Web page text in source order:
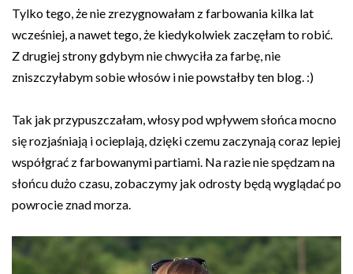
Tylko tego, że nie zrezygnowałam z farbowania kilka lat
wcześniej, a nawet tego, że kiedykolwiek zaczęłam to robić.
Z drugiej strony gdybym nie chwyciła za farbę, nie
zniszczyłabym sobie włosów i nie powstałby ten blog. :)
Tak jak przypuszczałam, włosy pod wpływem słońca mocno
się rozjaśniają i ocieplają, dzięki czemu zaczynają coraz lepiej
współgrać z farbowanymi partiami. Na razie nie spędzam na
słońcu dużo czasu, zobaczymy jak odrosty będą wyglądać po
powrocie znad morza.